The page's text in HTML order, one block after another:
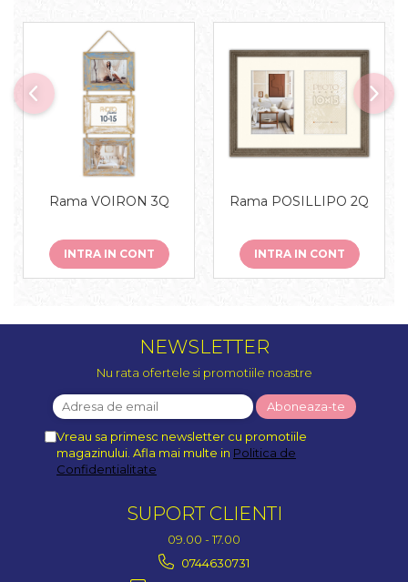
Rama VOIRON 3Q
INTRA IN CONT
Rama POSILLIPO 2Q
INTRA IN CONT
NEWSLETTER
Nu rata ofertele si promotiile noastre
Vreau sa primesc newsletter cu promotiile
magazinului. Afla mai multe in Politica de
Confidentialitate
SUPORT CLIENTI
09.00 - 17.00
0744630731